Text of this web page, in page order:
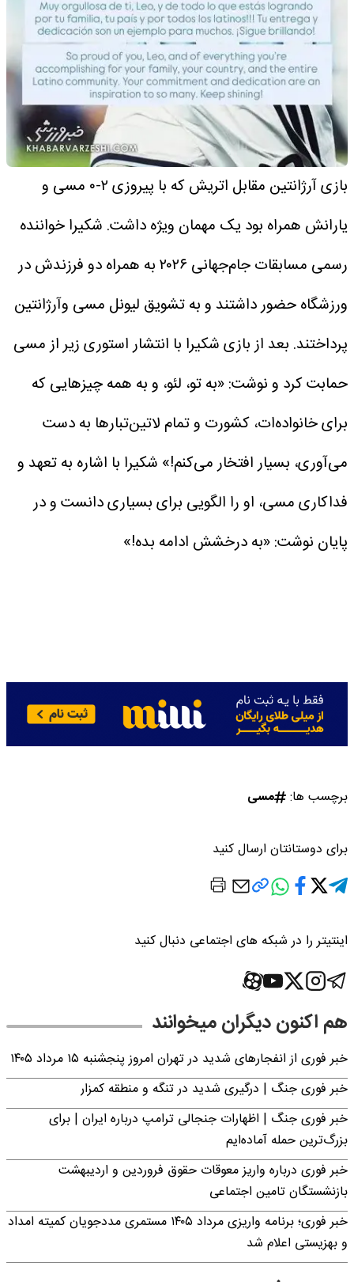
بازی آرژانتین مقابل اتریش که با پیروزی ۲-۰ مسی و
یارانش همراه بود یک مهمان ویژه داشت. شکیرا خواننده
رسمی مسابقات جام‌جهانی ۲۰۲۶ به همراه دو فرزندش در
ورزشگاه حضور داشتند و به تشویق لیونل مسی وآرژانتین
پرداختند. بعد از بازی شکیرا با انتشار استوری زیر از مسی
حمابت کرد و نوشت: «به تو، لئو، و به همه چیزهایی که
برای خانواده‌ات، کشورت و تمام لاتین‌تبارها به دست
می‌آوری، بسیار افتخار می‌کنم!» شکیرا با اشاره به تعهد و
فداکاری مسی، او را الگویی برای بسیاری دانست و در
پایان نوشت: «به درخشش ادامه بده!»
برچسب ها: مسی
برای دوستانتان ارسال کنید
اینتیتر را در شبکه های اجتماعی دنبال کنید
هم اکنون دیگران میخوانند
خبر فوری از انفجارهای شدید در تهران امروز پنجشنبه ۱۵ مرداد ۱۴۰۵
خبر فوری جنگ | درگیری شدید در تنگه و منطقه کمزار
خبر فوری جنگ | اظهارات جنجالی ترامپ درباره ایران | برای
بزرگ‌ترین حمله آماده‌ایم
خبر فوری درباره واریز معوقات حقوق فروردین و اردیبهشت
بازنشستگان تامین اجتماعی
خبر فوری؛ برنامه واریزی مرداد ۱۴۰۵ مستمری مددجویان کمیته امداد
و بهزیستی اعلام شد